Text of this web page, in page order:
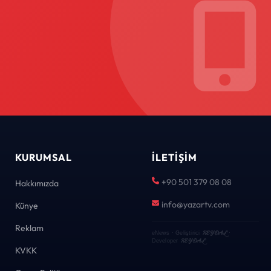
KURUMSAL
Hakkımızda
Künye
Reklam
KVKK
İLETIŞIM
+90 501 379 08 08
info@yazartv.com
eNews · Geliştirici KEYDAL·
Developer KEYDAL